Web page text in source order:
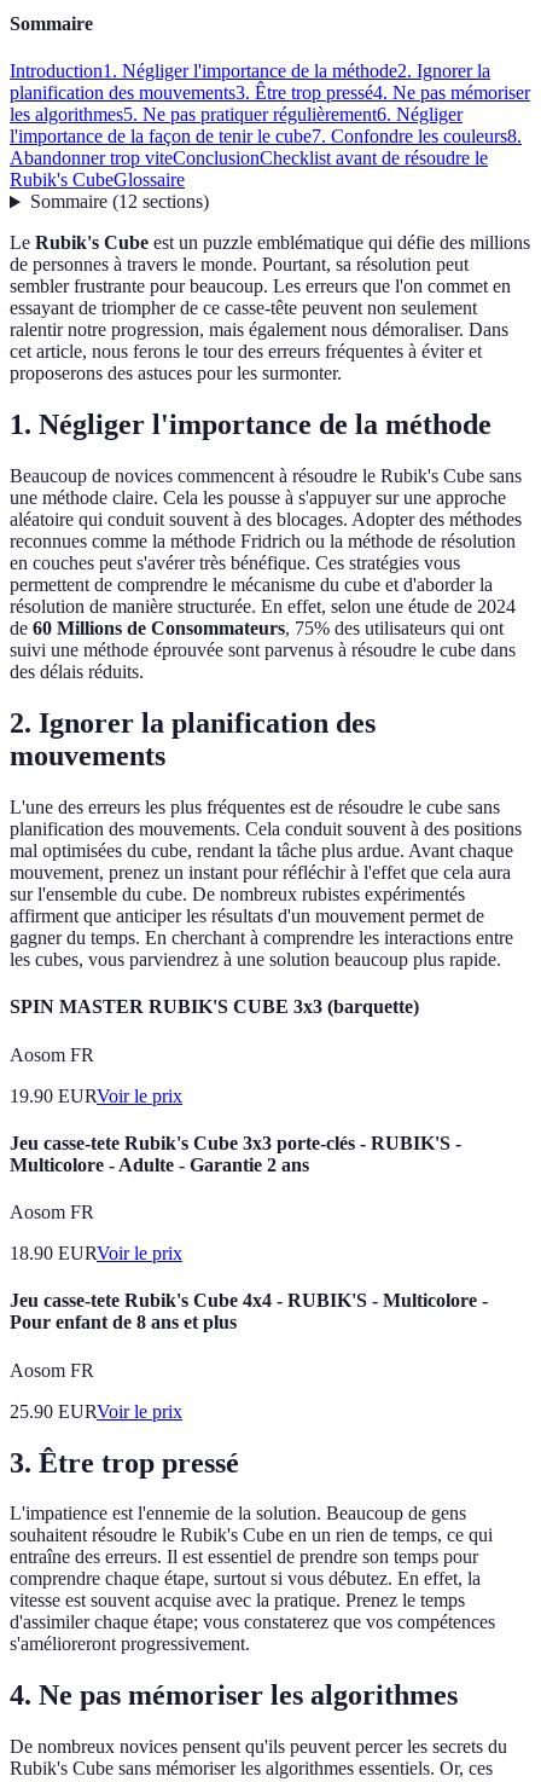
Sommaire
Introduction1. Négliger l'importance de la méthode2. Ignorer la
planification des mouvements3. Être trop pressé4. Ne pas mémoriser
les algorithmes5. Ne pas pratiquer régulièrement6. Négliger
l'importance de la façon de tenir le cube7. Confondre les couleurs8.
Abandonner trop viteConclusionChecklist avant de résoudre le
Rubik's CubeGlossaire
Sommaire(12 sections)
Le Rubik's Cube est un puzzle emblématique qui défie des millions
de personnes à travers le monde. Pourtant, sa résolution peut
sembler frustrante pour beaucoup. Les erreurs que l'on commet en
essayant de triompher de ce casse-tête peuvent non seulement
ralentir notre progression, mais également nous démoraliser. Dans
cet article, nous ferons le tour des erreurs fréquentes à éviter et
proposerons des astuces pour les surmonter.
1. Négliger l'importance de la méthode
Beaucoup de novices commencent à résoudre le Rubik's Cube sans
une méthode claire. Cela les pousse à s'appuyer sur une approche
aléatoire qui conduit souvent à des blocages. Adopter des méthodes
reconnues comme la méthode Fridrich ou la méthode de résolution
en couches peut s'avérer très bénéfique. Ces stratégies vous
permettent de comprendre le mécanisme du cube et d'aborder la
résolution de manière structurée. En effet, selon une étude de 2024
de 60 Millions de Consommateurs, 75% des utilisateurs qui ont
suivi une méthode éprouvée sont parvenus à résoudre le cube dans
des délais réduits.
2. Ignorer la planification des
mouvements
L'une des erreurs les plus fréquentes est de résoudre le cube sans
planification des mouvements. Cela conduit souvent à des positions
mal optimisées du cube, rendant la tâche plus ardue. Avant chaque
mouvement, prenez un instant pour réfléchir à l'effet que cela aura
sur l'ensemble du cube. De nombreux rubistes expérimentés
affirment que anticiper les résultats d'un mouvement permet de
gagner du temps. En cherchant à comprendre les interactions entre
les cubes, vous parviendrez à une solution beaucoup plus rapide.
SPIN MASTER RUBIK'S CUBE 3x3 (barquette)
Aosom FR
19.90 EURVoir le prix
Jeu casse-tete Rubik's Cube 3x3 porte-clés - RUBIK'S -
Multicolore - Adulte - Garantie 2 ans
Aosom FR
18.90 EURVoir le prix
Jeu casse-tete Rubik's Cube 4x4 - RUBIK'S - Multicolore -
Pour enfant de 8 ans et plus
Aosom FR
25.90 EURVoir le prix
3. Être trop pressé
L'impatience est l'ennemie de la solution. Beaucoup de gens
souhaitent résoudre le Rubik's Cube en un rien de temps, ce qui
entraîne des erreurs. Il est essentiel de prendre son temps pour
comprendre chaque étape, surtout si vous débutez. En effet, la
vitesse est souvent acquise avec la pratique. Prenez le temps
d'assimiler chaque étape; vous constaterez que vos compétences
s'amélioreront progressivement.
4. Ne pas mémoriser les algorithmes
De nombreux novices pensent qu'ils peuvent percer les secrets du
Rubik's Cube sans mémoriser les algorithmes essentiels. Or, ces